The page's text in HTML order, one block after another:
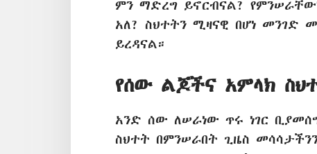
ምን ማድረግ ይኖርብናል?
አለ? ስህተትን ሚዛናዊ በሆነ መንገድ
ይረዳናል።
የሰው ልጆችና አምላክ
አንድ ሰው ለሠራነው ጥሩ ነገር
ስህተት በምንሠራበት ጊዜስ